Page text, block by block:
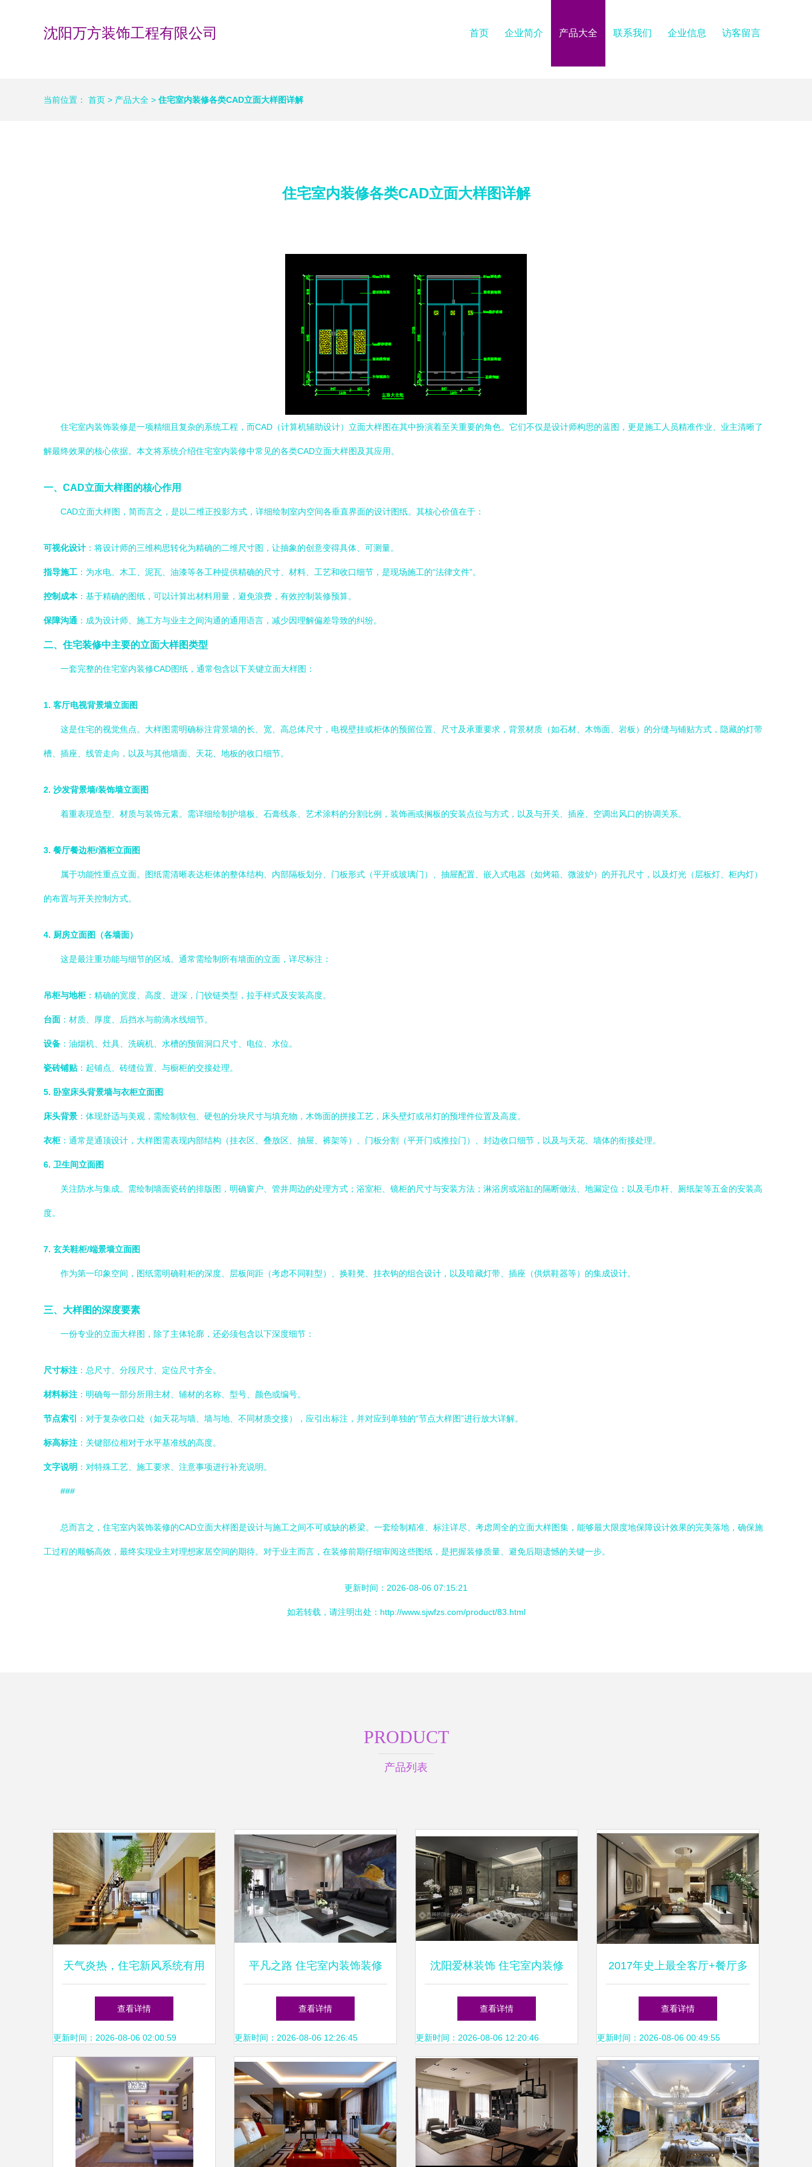
沈阳万方装饰工程有限公司 首页 企业简介 产品大全 联系我们 企业信息 访客留言
当前位置： 首页 > 产品大全 > 住宅室内装修各类CAD立面大样图详解
住宅室内装修各类CAD立面大样图详解
住宅室内装饰装修是一项精细且复杂的系统工程，而CAD（计算机辅助设计）立面大样图在其中扮演着至关重要的角色。它们不仅是设计师构思的蓝图，更是施工人员精准作业、业主清晰了
解最终效果的核心依据。本文将系统介绍住宅室内装修中常见的各类CAD立面大样图及其应用。
一、CAD立面大样图的核心作用
CAD立面大样图，简而言之，是以二维正投影方式，详细绘制室内空间各垂直界面的设计图纸。其核心价值在于：
可视化设计 ：将设计师的三维构思转化为精确的二维尺寸图，让抽象的创意变得具体、可测量。
指导施工 ：为水电、木工、泥瓦、油漆等各工种提供精确的尺寸、材料、工艺和收口细节，是现场施工的“法律文件”。
控制成本：基于精确的图纸，可以计算出材料用量，避免浪费，有效控制装修预算。
保障沟通 ：成为设计师、施工方与业主之间沟通的通用语言，减少因理解偏差导致的纠纷。
二、住宅装修中主要的立面大样图类型
一套完整的住宅室内装修CAD图纸，通常包含以下关键立面大样图：
1. 客厅电视背景墙立面图
这是住宅的视觉焦点。大样图需明确标注背景墙的长、宽、高总体尺寸，电视壁挂或柜体的预留位置、尺寸及承重要求，背景材质（如石材、木饰面、岩板）的分缝与铺贴方式，隐藏的灯带
槽、插座、线管走向，以及与其他墙面、天花、地板的收口细节。
2. 沙发背景墙/装饰墙立面图
着重表现造型、材质与装饰元素。需详细绘制护墙板、石膏线条、艺术涂料的分割比例，装饰画或搁板的安装点位与方式，以及与开关、插座、空调出风口的协调关系。
3. 餐厅餐边柜/酒柜立面图
属于功能性重点立面。图纸需清晰表达柜体的整体结构、内部隔板划分、门板形式（平开或玻璃门）、抽屉配置、嵌入式电器（如烤箱、微波炉）的开孔尺寸，以及灯光（层板灯、柜内灯）
的布置与开关控制方式。
4. 厨房立面图（各墙面）
这是最注重功能与细节的区域。通常需绘制所有墙面的立面，详尽标注：
吊柜与地柜：精确的宽度、高度、进深，门铰链类型，拉手样式及安装高度。
台面 ：材质、厚度、后挡水与前滴水线细节。
设备 ：油烟机、灶具、洗碗机、水槽的预留洞口尺寸、电位、水位。
瓷砖铺贴：起铺点、砖缝位置、与橱柜的交接处理。
5. 卧室床头背景墙与衣柜立面图
床头背景 ：体现舒适与美观，需绘制软包、硬包的分块尺寸与填充物，木饰面的拼接工艺，床头壁灯或吊灯的预埋件位置及高度。
衣柜：通常是通顶设计，大样图需表现内部结构（挂衣区、叠放区、抽屉、裤架等）、门板分割（平开门或推拉门）、封边收口细节，以及与天花、墙体的衔接处理。
6. 卫生间立面图
关注防水与集成。需绘制墙面瓷砖的排版图，明确窗户、管井周边的处理方式；浴室柜、镜柜的尺寸与安装方法；淋浴房或浴缸的隔断做法、地漏定位；以及毛巾杆、厕纸架等五金的安装高
度。
7. 玄关鞋柜/端景墙立面图
作为第一印象空间，图纸需明确鞋柜的深度、层板间距（考虑不同鞋型）、换鞋凳、挂衣钩的组合设计，以及暗藏灯带、插座（供烘鞋器等）的集成设计。
三、大样图的深度要素
一份专业的立面大样图，除了主体轮廓，还必须包含以下深度细节：
尺寸标注 ：总尺寸、分段尺寸、定位尺寸齐全。
材料标注 ：明确每一部分所用主材、辅材的名称、型号、颜色或编号。
节点索引 ：对于复杂收口处（如天花与墙、墙与地、不同材质交接），应引出标注，并对应到单独的“节点大样图”进行放大详解。
标高标注 ：关键部位相对于水平基准线的高度。
文字说明 ：对特殊工艺、施工要求、注意事项进行补充说明。
###
总而言之，住宅室内装饰装修的CAD立面大样图是设计与施工之间不可或缺的桥梁。一套绘制精准、标注详尽、考虑周全的立面大样图集，能够最大限度地保障设计效果的完美落地，确保施
工过程的顺畅高效，最终实现业主对理想家居空间的期待。对于业主而言，在装修前期仔细审阅这些图纸，是把握装修质量、避免后期遗憾的关键一步。
更新时间：2026-08-06 07:15:21
如若转载，请注明出处：http://www.sjwfzs.com/product/83.html
PRODUCT
产品列表
天气炎热，住宅新风系统有用
吗？效果深度解析
查看详情
更新时间：2026-08-06 02:00:59
平凡之路 住宅室内装饰装修
的设计哲思——赋能生活之
美，只发精品文章
查看详情
更新时间：2026-08-06 12:26:45
沈阳爱林装饰 住宅室内装修
工期详解
查看详情
更新时间：2026-08-06 12:20:46
2017年史上最全客厅+餐厅多
种风格室内装修效果图大全
——共几百张！打造梦想住宅
装饰装修指南
查看详情
更新时间：2026-08-06 00:49:55